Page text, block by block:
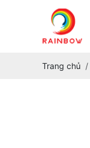
Trang chủ